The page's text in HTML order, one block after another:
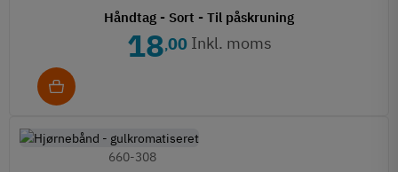
Håndtag - Sort - Til påskruning
18,00 Inkl. moms
660-308